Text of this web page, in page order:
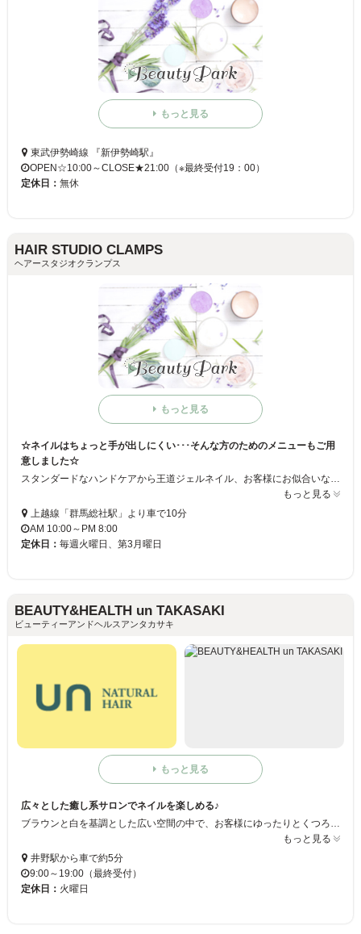
もっと見る
東武伊勢崎線 『新伊勢崎駅』
OPEN☆10:00～CLOSE★21:00（※最終受付19：00）
定休日： 無休
HAIR STUDIO CLAMPS
ヘアースタジオクランプス
もっと見る
☆ネイルはちょっと手が出しにくい･･･そんな方のためのメニューもご用
意しました☆
もっと見る
上越線「群馬総社駅」より車で10分
AM 10:00～PM 8:00
定休日： 毎週火曜日、第3月曜日
BEAUTY&HEALTH un TAKASAKI
ビューティーアンドヘルスアンタカサキ
もっと見る
広々とした癒し系サロンでネイルを楽しめる♪
もっと見る
井野駅から車で約5分
9:00～19:00（最終受付）
定休日： 火曜日